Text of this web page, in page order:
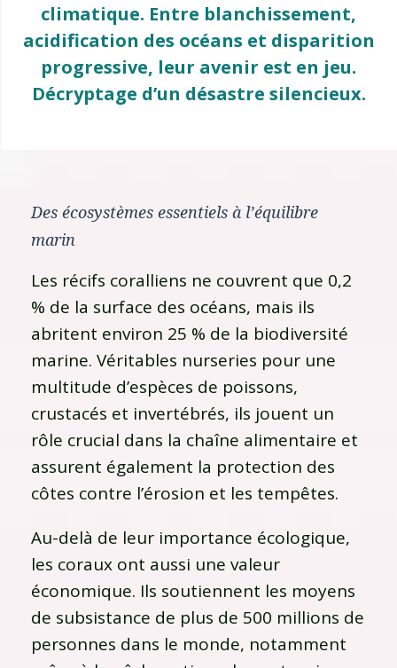
climatique. Entre blanchissement,
acidification des océans et disparition
progressive, leur avenir est en jeu.
Décryptage d’un désastre silencieux.
Des écosystèmes essentiels à l’équilibre
marin
Les récifs coralliens ne couvrent que 0,2
% de la surface des océans, mais ils
abritent environ 25 % de la biodiversité
marine. Véritables nurseries pour une
multitude d’espèces de poissons,
crustacés et invertébrés, ils jouent un
rôle crucial dans la chaîne alimentaire et
assurent également la protection des
côtes contre l’érosion et les tempêtes.
Au-delà de leur importance écologique,
les coraux ont aussi une valeur
économique. Ils soutiennent les moyens
de subsistance de plus de 500 millions de
personnes dans le monde, notamment